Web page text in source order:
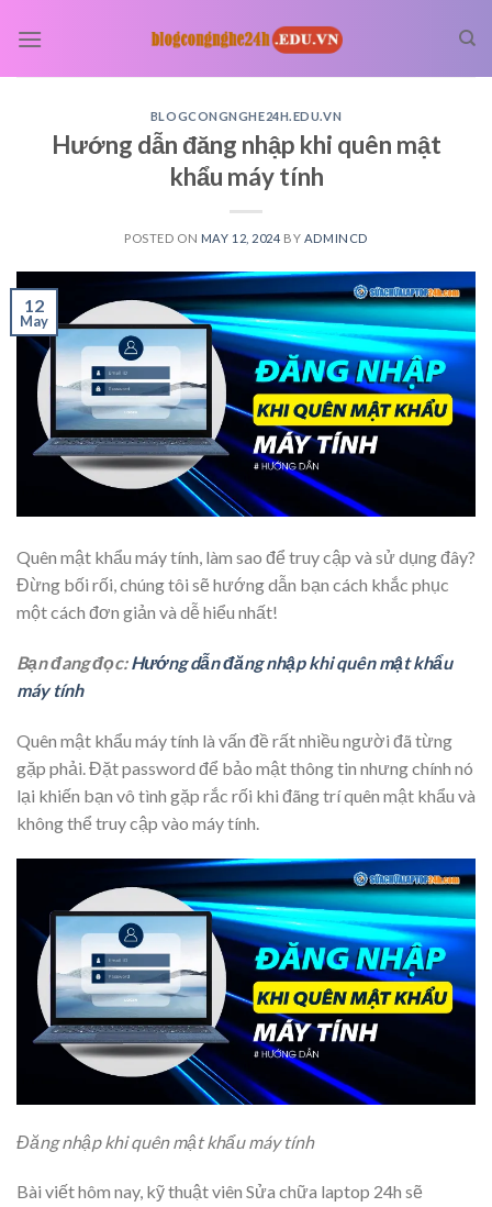
BLOGCONGNGHE24H.EDU.VN
Hướng dẫn đăng nhập khi quên mật
khẩu máy tính
POSTED ON MAY 12, 2024 BY ADMINCD
12
May
Quên mật khẩu máy tính, làm sao để truy cập và sử dụng đây?
Đừng bối rối, chúng tôi sẽ hướng dẫn bạn cách khắc phục
một cách đơn giản và dễ hiểu nhất!
Bạn đang đọc:Hướng dẫn đăng nhập khi quên mật khẩu
máy tính
Quên mật khẩu máy tính là vấn đề rất nhiều người đã từng
gặp phải. Đặt password để bảo mật thông tin nhưng chính nó
lại khiến bạn vô tình gặp rắc rối khi đãng trí quên mật khẩu và
không thể truy cập vào máy tính.
Đăng nhập khi quên mật khẩu máy tính
Bài viết hôm nay, kỹ thuật viên Sửa chữa laptop 24h sẽ